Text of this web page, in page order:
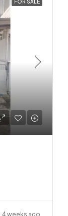
FOR SALE
4 weeks ago